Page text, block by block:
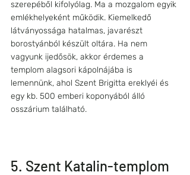
szerepéből kifolyólag. Ma a mozgalom egyik
emlékhelyeként működik. Kiemelkedő
látványossága hatalmas, javarészt
borostyánból készült oltára. Ha nem
vagyunk ijedősök, akkor érdemes a
templom alagsori kápolnájába is
lemennünk, ahol Szent Brigitta ereklyéi és
egy kb. 500 emberi koponyából álló
osszárium található.
5. Szent Katalin-templom